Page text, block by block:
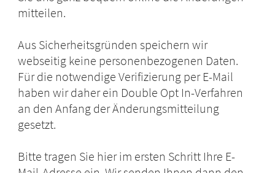
mitteilen.
Aus Sicherheitsgründen speichern wir
webseitig keine personenbezogenen Daten.
Für die notwendige Verifizierung per E-Mail
haben wir daher ein Double Opt In-Verfahren
an den Anfang der Änderungsmitteilung
gesetzt.
Bitte tragen Sie hier im ersten Schritt Ihre E-